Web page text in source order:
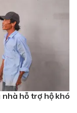
hỗ trợ hộ khó